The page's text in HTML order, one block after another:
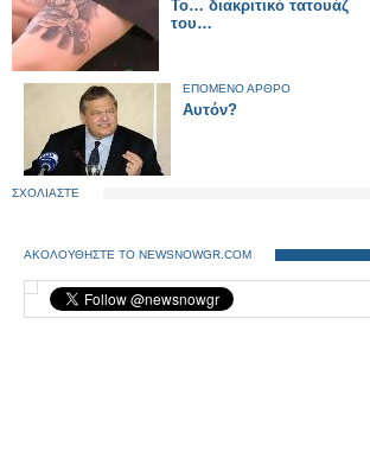
Το… διακριτικό τατουάζ
του…
ΕΠΟΜΕΝΟ ΑΡΘΡΟ
Αυτόν?
ΣΧΟΛΙΑΣΤΕ
ΑΚΟΛΟΥΘΗΣΤΕ ΤΟ NEWSNOWGR.COM